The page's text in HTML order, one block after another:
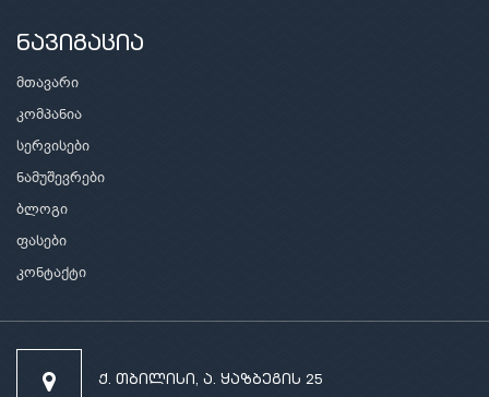
ნავიგაცია
მთავარი
კომპანია
სერვისები
ნამუშევრები
ბლოგი
ფასები
კონტაქტი
ქ. თბილისი, ა. ყაზბეგის 25